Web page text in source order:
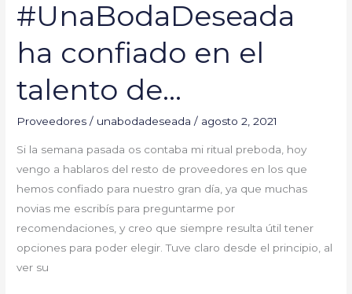
#UnaBodaDeseada
ha confiado en el
talento de…
Proveedores / unabodadeseada/ agosto 2, 2021
Si la semana pasada os contaba mi ritual preboda, hoy
vengo a hablaros del resto de proveedores en los que
hemos confiado para nuestro gran día, ya que muchas
novias me escribís para preguntarme por
recomendaciones, y creo que siempre resulta útil tener
opciones para poder elegir. Tuve claro desde el principio, al
ver su